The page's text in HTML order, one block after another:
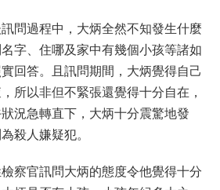
問過程中，大炳全然不知發生什麼
字、住哪及家中有幾個小孩等諸如
回答。且訊問期間，大炳覺得自己
所以非但不緊張還覺得十分自在，
況急轉直下，大炳十分震驚地發
殺人嫌疑犯。
察官訊問大炳的態度令他覺得十分